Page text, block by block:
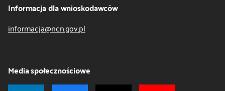
Informacja dla wnioskodawców
informacja@ncn.gov.pl
Media społecznościowe